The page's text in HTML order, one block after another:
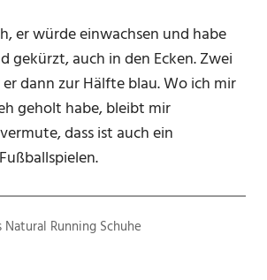
er würde einwachsen und habe
gekürzt, auch in den Ecken. Zwei
dann zur Hälfte blau. Wo ich mir
geholt habe, bleibt mir
dass ist auch ein
Running Schuhe